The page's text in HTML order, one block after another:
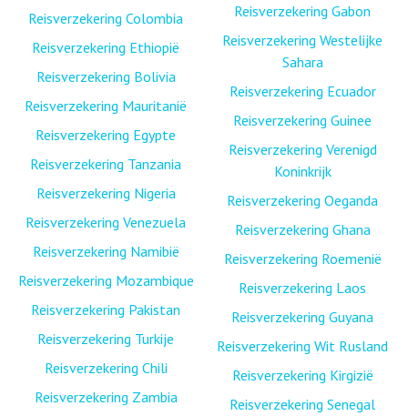
Reisverzekering Colombia
Reisverzekering Ethiopië
Reisverzekering Bolivia
Reisverzekering Mauritanië
Reisverzekering Egypte
Reisverzekering Tanzania
Reisverzekering Nigeria
Reisverzekering Venezuela
Reisverzekering Namibië
Reisverzekering Mozambique
Reisverzekering Pakistan
Reisverzekering Turkije
Reisverzekering Chili
Reisverzekering Zambia
Reisverzekering Gabon
Reisverzekering Westelijke
Sahara
Reisverzekering Ecuador
Reisverzekering Guinee
Reisverzekering Verenigd
Koninkrijk
Reisverzekering Oeganda
Reisverzekering Ghana
Reisverzekering Roemenië
Reisverzekering Laos
Reisverzekering Guyana
Reisverzekering Wit Rusland
Reisverzekering Kirgizië
Reisverzekering Senegal